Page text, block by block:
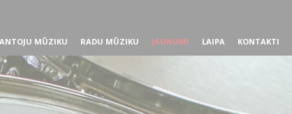
MŪZIKU RADU MŪZIKU JAUNUMI LAIPA KONTAKTI